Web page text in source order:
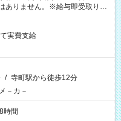
ありません。※給与即受取りサ
実費支給
/ 寺町駅から徒歩12分
－カ－
時間